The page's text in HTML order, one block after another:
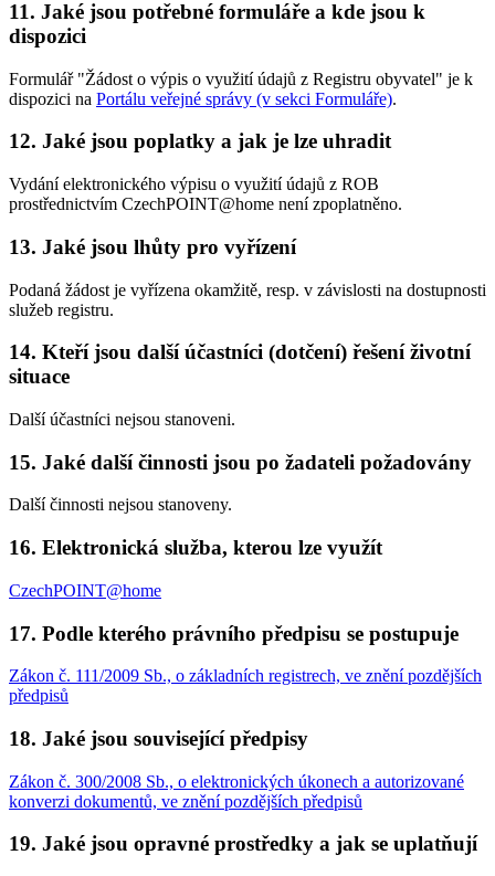
11. Jaké jsou potřebné formuláře a kde jsou k
dispozici
Formulář "Žádost o výpis o využití údajů z Registru obyvatel" je k
dispozici na Portálu veřejné správy (v sekci Formuláře).
12. Jaké jsou poplatky a jak je lze uhradit
Vydání elektronického výpisu o využití údajů z ROB
prostřednictvím CzechPOINT@home není zpoplatněno.
13. Jaké jsou lhůty pro vyřízení
Podaná žádost je vyřízena okamžitě, resp. v závislosti na dostupnosti
služeb registru.
14. Kteří jsou další účastníci (dotčení) řešení životní
situace
Další účastníci nejsou stanoveni.
15. Jaké další činnosti jsou po žadateli požadovány
Další činnosti nejsou stanoveny.
16. Elektronická služba, kterou lze využít
CzechPOINT@home
17. Podle kterého právního předpisu se postupuje
Zákon č. 111/2009 Sb., o základních registrech, ve znění pozdějších
předpisů
18. Jaké jsou související předpisy
Zákon č. 300/2008 Sb., o elektronických úkonech a autorizované
konverzi dokumentů, ve znění pozdějších předpisů
19. Jaké jsou opravné prostředky a jak se uplatňují